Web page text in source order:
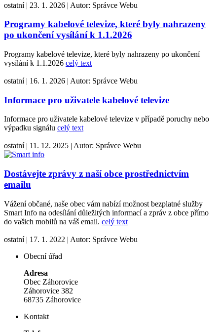
ostatní | 23. 1. 2026 | Autor: Správce Webu
Programy kabelové televize, které byly nahrazeny
po ukončení vysílání k 1.1.2026
Programy kabelové televize, které byly nahrazeny po ukončení
vysílání k 1.1.2026 celý text
ostatní | 16. 1. 2026 | Autor: Správce Webu
Informace pro uživatele kabelové televize
Informace pro uživatele kabelové televize v případě poruchy nebo
výpadku signálu celý text
ostatní 11. 12. 2025 Autor: Správce Webu
Dostávejte zprávy z naší obce prostřednictvím
emailu
Vážení občané, naše obec vám nabízí možnost bezplatné služby
Smart Info na odesílání důležitých informací a zpráv z obce přímo
do vašich mobilů na váš email. celý text
ostatní | 17. 1. 2022 | Autor: Správce Webu
Obecní úřad
Adresa
Obec Záhorovice
Záhorovice 382
68735 Záhorovice
Kontakt